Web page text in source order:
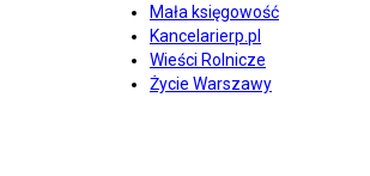
Mała księgowość
Kancelarierp.pl
Wieści Rolnicze
Życie Warszawy